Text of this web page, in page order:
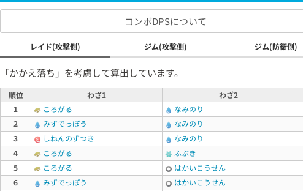
コンボDPSについて
レイド(攻撃側) ジム(攻撃側) ジム(防衛側)
「かかえ落ち」を考慮して算出しています。
順位 わざ1
わざ2
1
ころがる なみのり
2
みずでっぽう なみのり
3
しねんのずつき なみのり
4
ころがる ふぶき
5
ころがる はかいこうせん
6
みずでっぽう はかいこうせん